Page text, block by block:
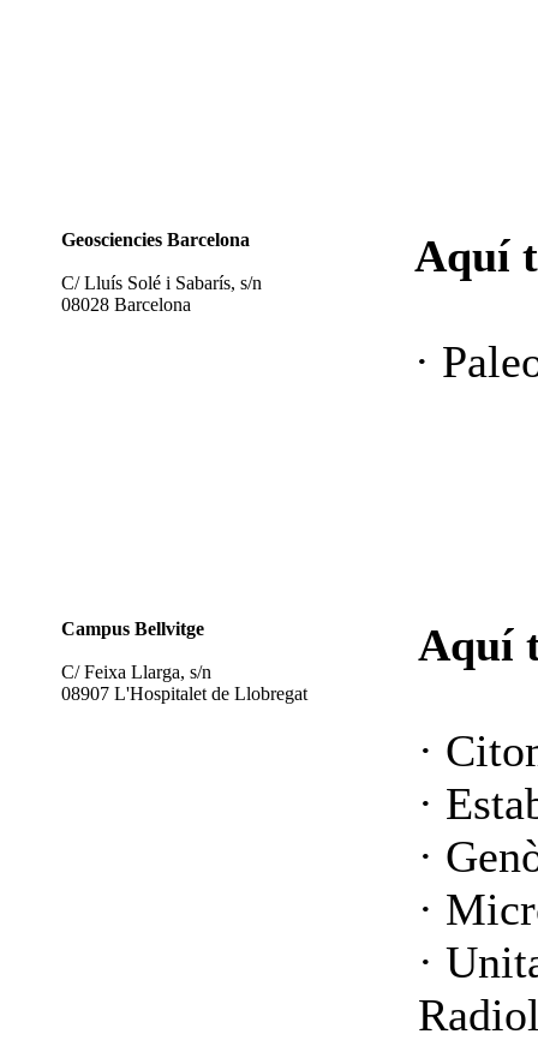
Geosciencies Barcelona
C/ Lluís Solé i Sabarís, s/n
08028 Barcelona
Aquí
·
Campus Bellvitge
C/ Feixa Llarga, s/n
08907 L'Hospitalet de Llobregat
Aquí
·
·
·
·
·